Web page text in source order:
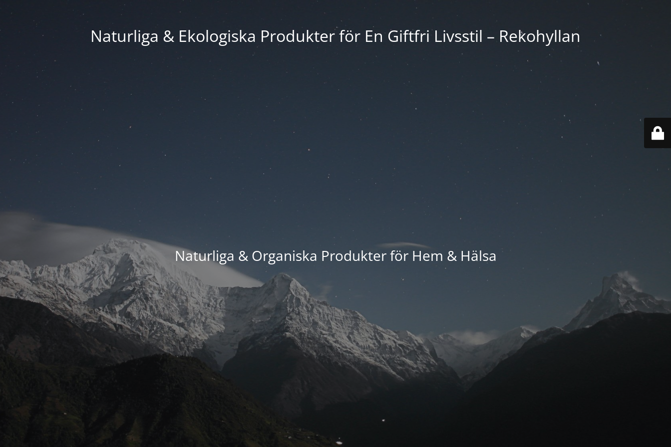
Naturliga & Ekologiska Produkter för En Giftfri Livsstil – Rekohyllan
Naturliga & Organiska Produkter för Hem & Hälsa